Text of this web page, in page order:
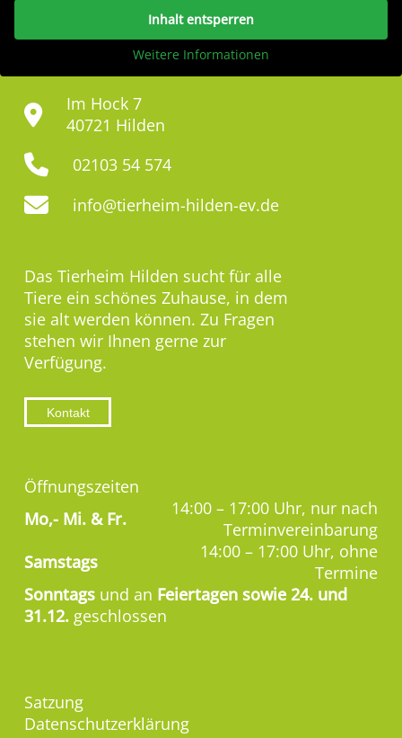
Inhalt entsperren
Weitere Informationen
Im Hock 7
40721 Hilden
02103 54 574
info@tierheim-hilden-ev.de
Das Tierheim Hilden sucht für alle
Tiere ein schönes Zuhause, in dem
sie alt werden können. Zu Fragen
stehen wir Ihnen gerne zur
Verfügung.
Kontakt
Öffnungszeiten
Mo,- Mi. & Fr.
14:00 – 17:00 Uhr, nur nach
Terminvereinbarung
Samstags
14:00 – 17:00 Uhr, ohne
Termine
Sonntags und an Feiertagen sowie 24. und
31.12. geschlossen
Satzung
Datenschutzerklärung